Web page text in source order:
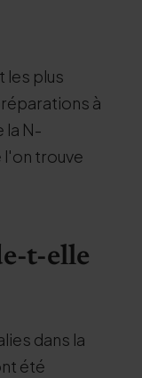
les plus
à
la N-
l'on trouve
t-elle
dans la
été